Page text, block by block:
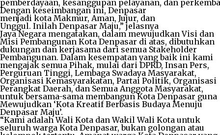
pemberdayaan, kesanggupan pelayanan, dan
Dengan keseimbangan ini, Denpasar
menjadi kota Makmur, Aman, Jujur, dan
Unggul. Inilah Denpasar Maju,” jelasnya
Jaya Negara mengatakan, dalam mewujudkan Visi dan
Misi Pembangunan Kota Denpasar di atas, dibutuhkan
dukungan dan kerjasama dari semua Stakeholder
Pembangunan. Dalam kesempatan yang baik ini kami
mengajak semua Pihak, mulai dari DPRD, Insan Pers,
Perguruan Tinggi, Lembaga Swadaya Masyarakat,
Organisasi Kemasyarakatan, Partai Politik, Organisasi
Perangkat Daerah, dan Semua Anggota Masyarakat,
untuk bersama-sama membangun Kota Denpasar guna
Mewujudkan ‘Kota Kreatif Berbasis Budaya Menuju
Denpasar Maju’.
“Kami adalah Wali Kota dan Wakil Wali Kota untuk
seluruh warga Kota Denpasar, bukan golongan atau